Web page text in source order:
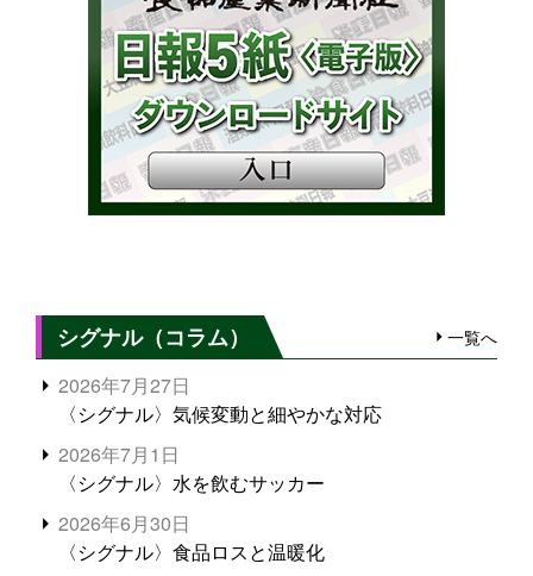
シグナル（コラム） 一覧へ
2026年7月27日
〈シグナル〉気候変動と細やかな対応
2026年7月1日
〈シグナル〉水を飲むサッカー
2026年6月30日
〈シグナル〉食品ロスと温暖化